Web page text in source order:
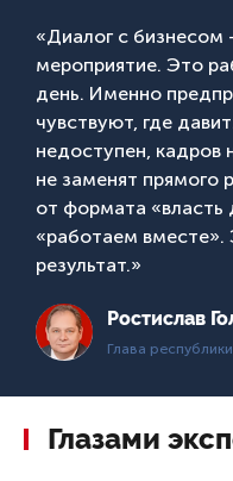
Ростислав
Глава
«Диалог с бизнесом
мероприятие. Это
день. Именно
чувствуют, где
недоступен, кадров
не заменят прямого
от формата «власть
«работаем вместе».
результат.»
Глазами